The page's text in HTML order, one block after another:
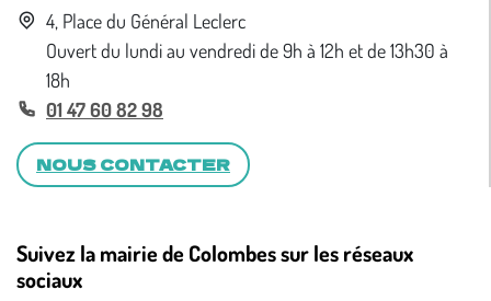
4, Place du Général Leclerc
Ouvert du lundi au vendredi de 9h à 12h et de 13h30 à
18h
01 47 60 82 98
NOUS CONTACTER
Suivez la mairie de Colombes sur les réseaux
sociaux